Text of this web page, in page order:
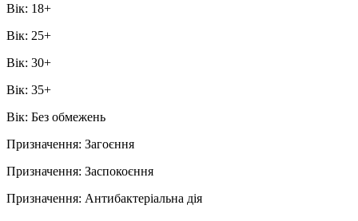
Вік: 18+
Вік: 25+
Вік: 30+
Вік: 35+
Вік: Без обмежень
Призначення: Загоєння
Призначення: Заспокоєння
Призначення: Антибактеріальна дія